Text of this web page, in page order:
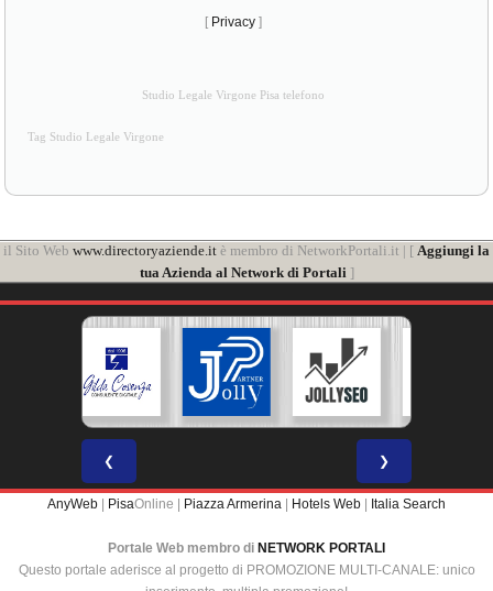
[ Privacy ]
Studio Legale Virgone Pisa telefono
Tag Studio Legale Virgone
il Sito Web www.directoryaziende.it è membro di NetworkPortali.it | [ Aggiungi la
tua Azienda al Network di Portali ]
❮ ❯
AnyWeb | PisaOnline | Piazza Armerina | Hotels Web | Italia Search
Portale Web membro di NETWORK PORTALI
Questo portale aderisce al progetto di PROMOZIONE MULTI-CANALE: unico